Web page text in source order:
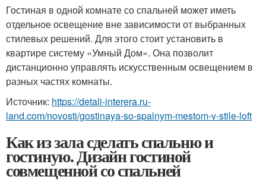
Гостиная в одной комнате со спальней может иметь
отдельное освещение вне зависимости от выбранных
стилевых решений. Для этого стоит установить в
квартире систему «Умный Дом». Она позволит
дистанционно управлять искусственным освещением в
разных частях комнаты.
Источник: https://detali-interera.ru-
land.com/novosti/gostinaya-so-spalnym-mestom-v-stile-loft
Как из зала сделать спальню и
гостиную. Дизайн гостиной
совмещенной со спальней